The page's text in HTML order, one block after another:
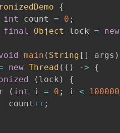
{
int count = 0 ;
final Object lock = new
main ( String [ ] args )
new Thread ( ( ) ->
{
( lock )
{
( int i = 0 ; i < 100000
count
++ ;